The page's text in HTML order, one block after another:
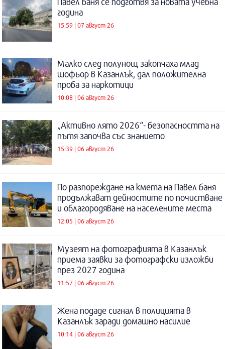
година
15:59 | 07 август 26
Малко след полунощ закопчаха млад
шофьор в Казанлък, дал положителна
проба за наркотици
10:08 | 06 август 26
„Активно лято 2026“- безопасността на
пътя започва със знанието
15:39 | 06 август 26
По разпореждане на кмета на Павел баня
продължават дейностите по почистване
и облагородяване на населените места
12:05 | 06 август 26
Музеят на фотографията в Казанлък
приема заявки за фотографски изложби
през 2027 година
11:57 | 06 август 26
Жена подаде сигнал в полицията в
Казанлък заради домашно насилие
10:14 | 06 август 26